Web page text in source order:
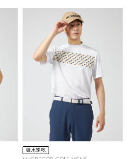
吸水速乾